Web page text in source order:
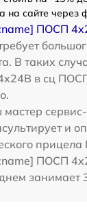
на сайте через
ПОСП
В таких
в сц
мастер
и
ПОСП